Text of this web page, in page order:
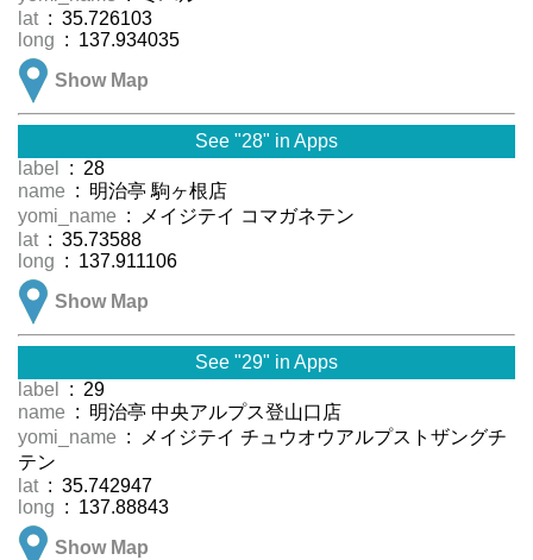
lat : 35.726103
long : 137.934035
Show Map
See "28" in Apps
label
: 28
name : 明治亭 駒ヶ根店
yomi_name : メイジテイ コマガネテン
lat : 35.73588
long : 137.911106
Show Map
See "29" in Apps
label
: 29
name : 明治亭 中央アルプス登山口店
yomi_name : メイジテイ チュウオウアルプストザングチ
テン
lat : 35.742947
long : 137.88843
Show Map